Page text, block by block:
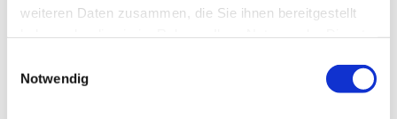
weiteren Daten zusammen, die Sie ihnen bereitgestellt
Notwendig
Dies könnte Sie auch